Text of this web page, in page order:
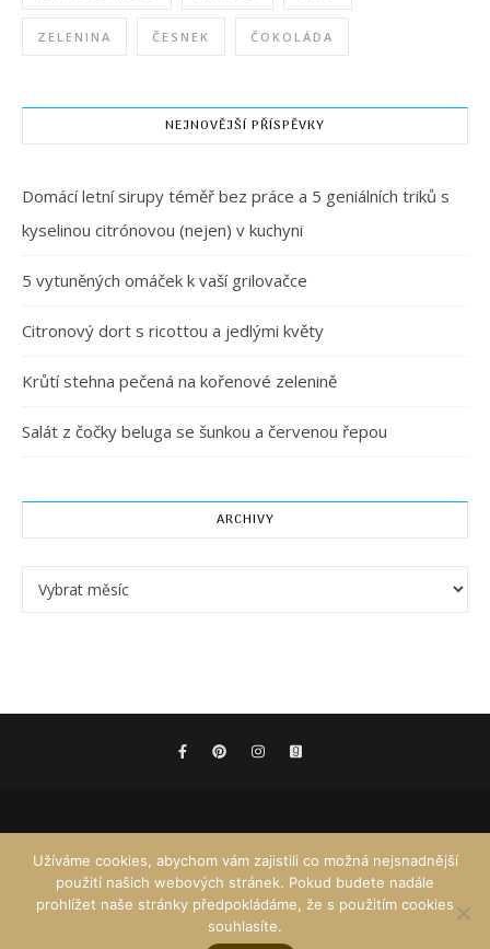
ZELENINA ČESNEK ČOKOLÁDA
NEJNOVĚJŠÍ PŘÍSPĚVKY
Domácí letní sirupy téměř bez práce a 5 geniálních triků s
kyselinou citrónovou (nejen) v kuchyni
5 vytuněných omáček k vaší grilovačce
Citronový dort s ricottou a jedlými květy
Krůtí stehna pečená na kořenové zelenině
Salát z čočky beluga se šunkou a červenou řepou
ARCHIVY
Užíváme cookies, abychom vám zajistili co možná nejsnadnější
použití našich webových stránek. Pokud budete nadále
prohlížet naše stránky předpokládáme, že s použitím cookies
souhlasíte.